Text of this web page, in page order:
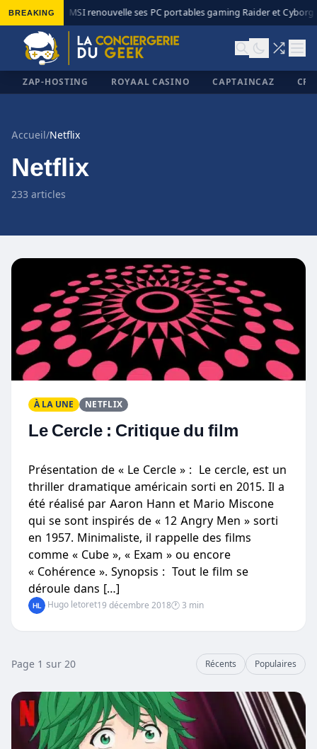
BREAKING◆ MSI renouvelle ses PC portables gaming Raider et Cyborg
ZAP-HOSTING ROYAAL CASINO CAPTAINCAZ
Accueil/Netflix
Netflix
233 articles
À LA UNE NETFLIX
Le Cercle : Critique du film
Présentation de « Le Cercle » : Le cercle, est un
thriller dramatique américain sorti en 2015. Il a
été réalisé par Aaron Hann et Mario Miscone
qui se sont inspirés de « 12 Angry Men » sorti
en 1957. Minimaliste, il rappelle des films
comme « Cube », « Exam » ou encore
« Cohérence ». Synopsis : Tout le film se
déroule dans […]
Hugo letoret19 décembre 2018🕐 3 min
Page 1 sur 20 Récents Populaires